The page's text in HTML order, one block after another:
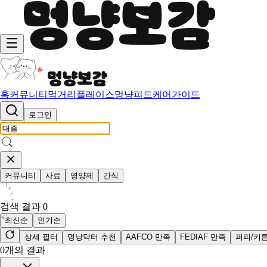
홈커뮤니티 먹거리 플레이스멍냥피드케어가이드
로그인
커뮤니티 사료 영양제 간식
검색 결과 0
최신순
인기순
상세 필터
멍냥닥터 추천 AAFCO 만족 FEDIAF 만족 퍼피/키
0개의 결과